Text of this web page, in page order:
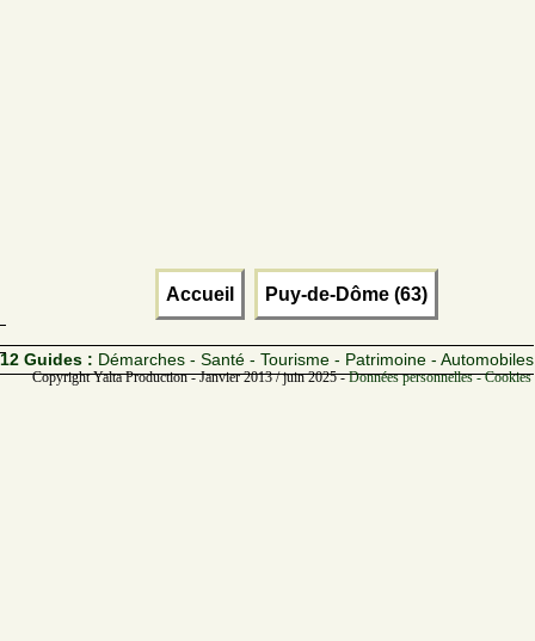
Accueil Puy-de-Dôme (63)
12 Guides : Démarches - Santé - Tourisme - Patrimoine - Automobiles
Copyright Yalta Production - Janvier 2013 / juin 2025 -Données personnelles -